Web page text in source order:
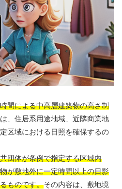
間による中高層建築物の高さ制
、住居系用途地域、近隣商業地
区域における日照を確保するの
団体が条例で指定する区域内
が敷地外に一定時間以上の日影
ものです。その内容は、敷地境